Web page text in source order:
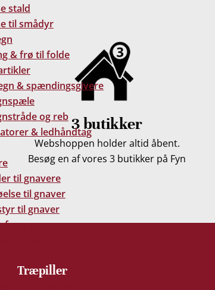
stald
til smådyr
& frø til folde
& spændingsgivere
og reb
& ledhåndtag
til gnavere
til gnaver
til gnaver
fasaner
3 butikker
Webshoppen holder altid åbent.
Besøg en af vores 3 butikker på Fyn
Træpiller